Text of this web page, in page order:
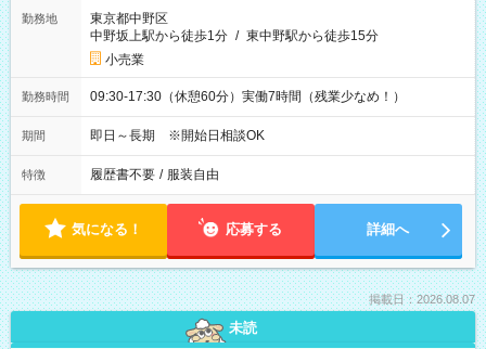
勤務地
東京都中野区
中野坂上駅から徒歩1分 / 東中野駅から徒歩15分
小売業
勤務時間 09:30-17:30（休憩60分）実働7時間（残業少なめ！）
期間 即日～長期 ※開始日相談OK
特徴 履歴書不要 / 服装自由
気になる！ 応募する 詳細へ
掲載日：2026.08.07
未読